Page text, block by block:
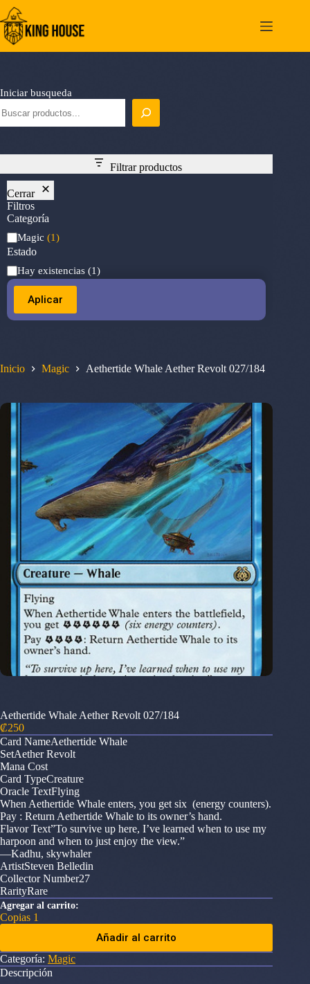
Saltar
al
contenido
Inicio Magic Aethertide Whale Aether Revolt 027/184
Aethertide Whale Aether Revolt 027/184
₡250
Card NameAethertide Whale
SetAether Revolt
Mana Cost
Card TypeCreature
Oracle TextFlying
When Aethertide Whale enters, you get six (energy counters).
Pay : Return Aethertide Whale to its owner’s hand.
Flavor Text”To survive up here, I’ve learned when to use my
harpoon and when to just enjoy the view.”
—Kadhu, skywhaler
ArtistSteven Belledin
Collector Number27
RarityRare
Agregar al carrito:
Copias 1
Añadir al carrito
Categoría: Magic
Descripción
Iniciar busqueda
Filtrar productos
Cerrar
Filtros
Categoría
Categoría
Magic (1)
Estado
Estado
Hay existencias (1)
Aplicar